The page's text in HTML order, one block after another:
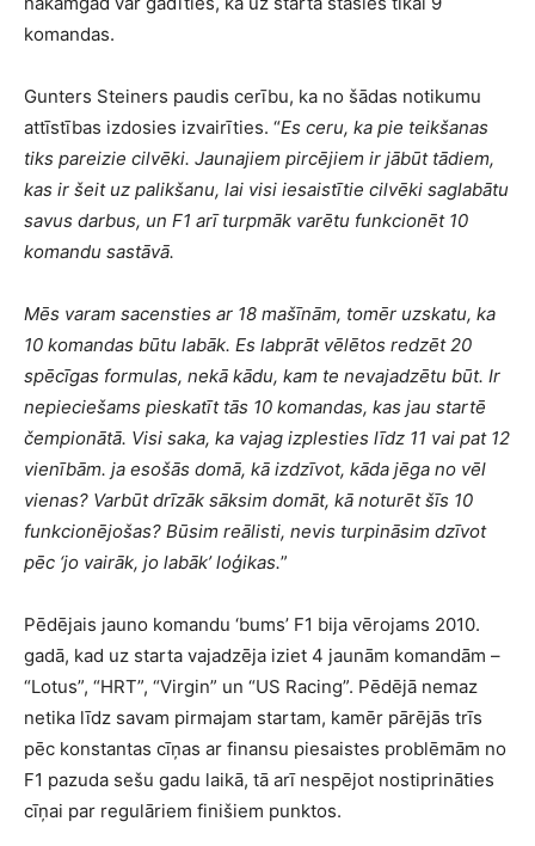
komandas.
Gunters Steiners paudis cerību, ka no šādas notikumu
attīstības izdosies izvairīties. “Es ceru, ka pie teikšanas
tiks pareizie cilvēki. Jaunajiem pircējiem ir jābūt tādiem,
kas ir šeit uz palikšanu, lai visi iesaistītie cilvēki saglabātu
savus darbus, un F1 arī turpmāk varētu funkcionēt 10
komandu sastāvā.
Mēs varam sacensties ar 18 mašīnām, tomēr uzskatu, ka
10 komandas būtu labāk. Es labprāt vēlētos redzēt 20
spēcīgas formulas, nekā kādu, kam te nevajadzētu būt. Ir
nepieciešams pieskatīt tās 10 komandas, kas jau startē
čempionātā. Visi saka, ka vajag izplesties līdz 11 vai pat 12
vienībām. ja esošās domā, kā izdzīvot, kāda jēga no vēl
vienas? Varbūt drīzāk sāksim domāt, kā noturēt šīs 10
funkcionējošas? Būsim reālisti, nevis turpināsim dzīvot
pēc ‘jo vairāk, jo labāk’ loģikas.”
Pēdējais jauno komandu ‘bums’ F1 bija vērojams 2010.
gadā, kad uz starta vajadzēja iziet 4 jaunām komandām –
“Lotus”, “HRT”, “Virgin” un “US Racing”. Pēdējā nemaz
netika līdz savam pirmajam startam, kamēr pārējās trīs
pēc konstantas cīņas ar finansu piesaistes problēmām no
F1 pazuda sešu gadu laikā, tā arī nespējot nostiprināties
cīņai par regulāriem finišiem punktos.